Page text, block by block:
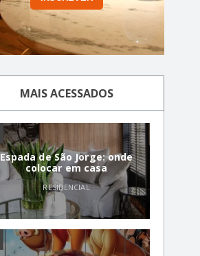
MAIS ACESSADOS
Espada de São Jorge: onde
colocar em casa
RESIDENCIAL